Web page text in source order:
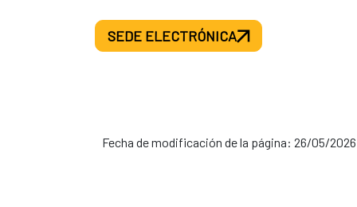
SEDE ELECTRÓNICA
Fecha de modificación de la página: 26/05/2026